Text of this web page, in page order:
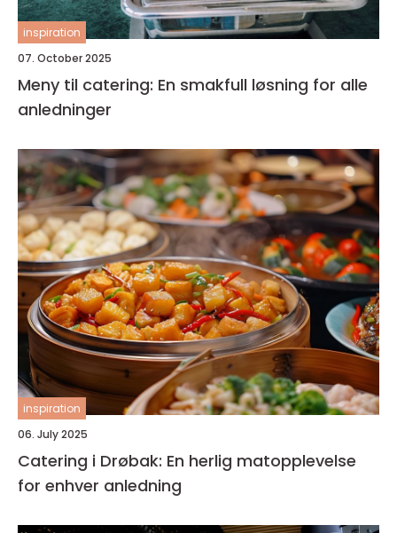
inspiration
07. October 2025
Meny til catering: En smakfull løsning for alle
anledninger
inspiration
06. July 2025
Catering i Drøbak: En herlig matopplevelse
for enhver anledning